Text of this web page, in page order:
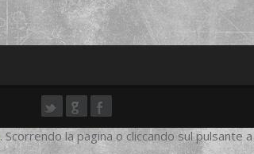
. Scorrendo la pagina o cliccando sul pulsante a